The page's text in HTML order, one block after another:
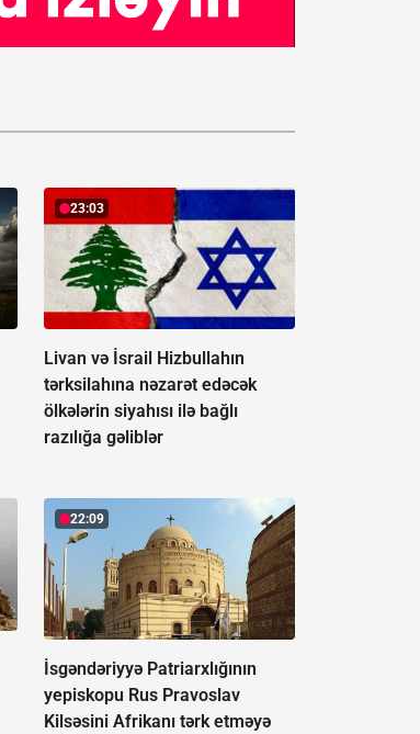
23:03
Livan və İsrail Hizbullahın
tərksilahına nəzarət edəcək
ölkələrin siyahısı ilə bağlı
razılığa gəliblər
22:09
İsgəndəriyyə Patriarxlığının
yepiskopu Rus Pravoslav
Kilsəsini Afrikanı tərk etməyə